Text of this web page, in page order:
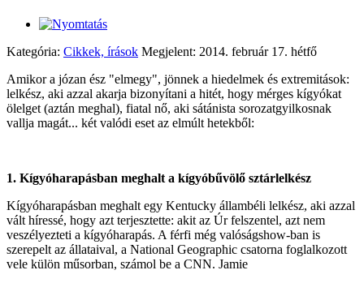
Kategória: Cikkek, írások Megjelent: 2014. február 17. hétfő
Amikor a józan ész "elmegy", jönnek a hiedelmek és extremitások:
lelkész, aki azzal akarja bizonyítani a hitét, hogy mérges kígyókat
ölelget (aztán meghal), fiatal nő, aki sátánista sorozatgyilkosnak
vallja magát... két valódi eset az elmúlt hetekből:
1. Kígyóharapásban meghalt a kígyóbűvölő sztárlelkész
Kígyóharapásban meghalt egy Kentucky állambéli lelkész, aki azzal
vált híressé, hogy azt terjesztette: akit az Úr felszentel, azt nem
veszélyezteti a kígyóharapás. A férfi még valóságshow-ban is
szerepelt az állataival, a National Geographic csatorna foglalkozott
vele külön műsorban, számol be a CNN. Jamie